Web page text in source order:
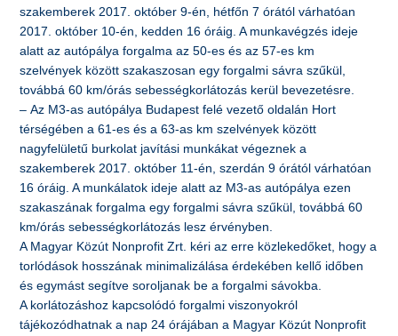
szakemberek 2017. október 9-én, hétfőn 7 órától várhatóan
2017. október 10-én, kedden 16 óráig. A munkavégzés ideje
alatt az autópálya forgalma az 50-es és az 57-es km
szelvények között szakaszosan egy forgalmi sávra szűkül,
továbbá 60 km/órás sebességkorlátozás kerül bevezetésre.
– Az M3-as autópálya Budapest felé vezető oldalán Hort
térségében a 61-es és a 63-as km szelvények között
nagyfelületű burkolat javítási munkákat végeznek a
szakemberek 2017. október 11-én, szerdán 9 órától várhatóan
16 óráig. A munkálatok ideje alatt az M3-as autópálya ezen
szakaszának forgalma egy forgalmi sávra szűkül, továbbá 60
km/órás sebességkorlátozás lesz érvényben.
A Magyar Közút Nonprofit Zrt. kéri az erre közlekedőket, hogy a
torlódások hosszának minimalizálása érdekében kellő időben
és egymást segítve soroljanak be a forgalmi sávokba.
A korlátozáshoz kapcsolódó forgalmi viszonyokról
tájékozódhatnak a nap 24 órájában a Magyar Közút Nonprofit